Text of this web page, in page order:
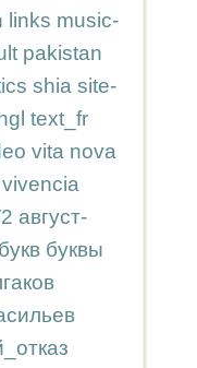
links music-
pakistan
shia site-
text_fr
vita nova
vivencia
август-
букв буквы